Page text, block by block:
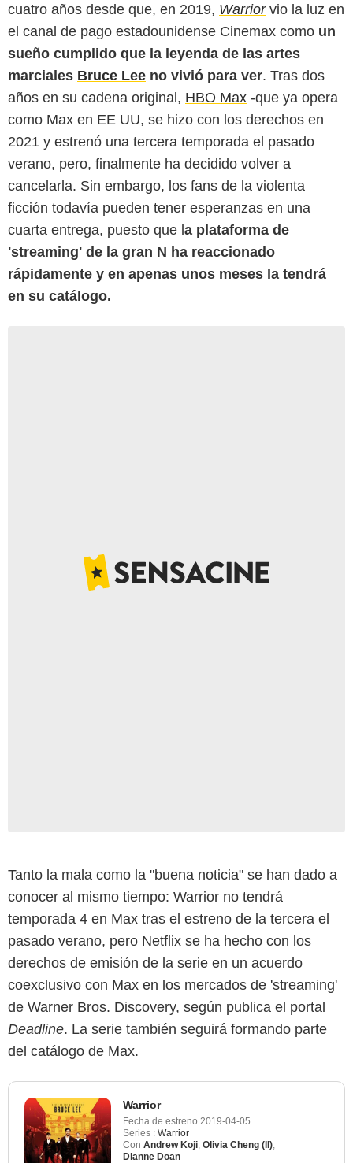
cuatro años desde que, en 2019, Warrior vio la luz en
el canal de pago estadounidense Cinemax como un
sueño cumplido que la leyenda de las artes
marciales Bruce Lee no vivió para ver. Tras dos
años en su cadena original, HBO Max -que ya opera
como Max en EE UU, se hizo con los derechos en
2021 y estrenó una tercera temporada el pasado
verano, pero, finalmente ha decidido volver a
cancelarla. Sin embargo, los fans de la violenta
ficción todavía pueden tener esperanzas en una
cuarta entrega, puesto que la plataforma de
'streaming' de la gran N ha reaccionado
rápidamente y en apenas unos meses la tendrá
en su catálogo.
Tanto la mala como la "buena noticia" se han dado a
conocer al mismo tiempo: Warrior no tendrá
temporada 4 en Max tras el estreno de la tercera el
pasado verano, pero Netflix se ha hecho con los
derechos de emisión de la serie en un acuerdo
coexclusivo con Max en los mercados de 'streaming'
de Warner Bros. Discovery, según publica el portal
Deadline. La serie también seguirá formando parte
del catálogo de Max.
Warrior
Fecha de estreno 2019-04-05
Series : Warrior
Con Andrew Koji Olivia Cheng (II)
Dianne Doan